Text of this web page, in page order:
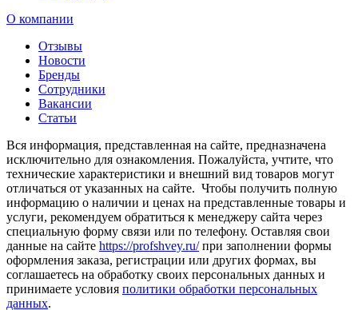
О компании
Отзывы
Новости
Бренды
Сотрудники
Вакансии
Статьи
Вся информация, представленная на сайте, предназначена
исключительно для ознакомления. Пожалуйста, учтите, что
технические характеристики и внешний вид товаров могут
отличаться от указанных на сайте. Чтобы получить полную
информацию о наличии и ценах на представленные товары и
услуги, рекомендуем обратиться к менеджеру сайта через
специальную форму связи или по телефону. Оставляя свои
данные на сайте https://profshvey.ru/при заполнении формы
оформления заказа, регистрации или других формах, вы
соглашаетесь на обработку своих персональных данных и
принимаете условия политики обработки персональных
данных.